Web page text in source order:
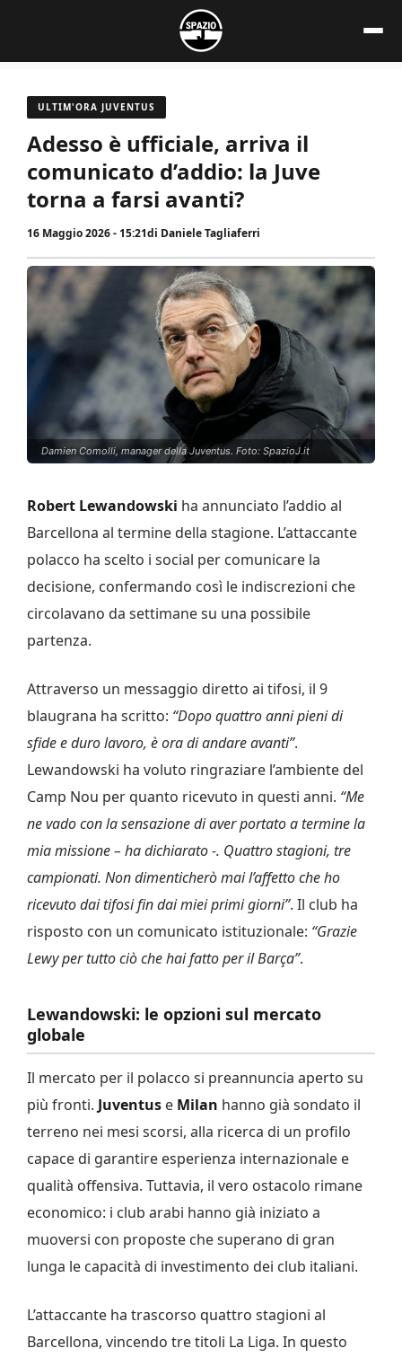
contenuto
ULTIM'ORA JUVENTUS
Adesso è ufficiale, arriva il
comunicato d’addio: la Juve
torna a farsi avanti?
16 Maggio 2026 - 15:21di Daniele Tagliaferri
Damien Comolli, manager della Juventus. Foto: SpazioJ.it
Robert Lewandowski ha annunciato l’addio al
Barcellona al termine della stagione. L’attaccante
polacco ha scelto i social per comunicare la
decisione, confermando così le indiscrezioni che
circolavano da settimane su una possibile
partenza.
Attraverso un messaggio diretto ai tifosi, il 9
blaugrana ha scritto: “Dopo quattro anni pieni di
sfide e duro lavoro, è ora di andare avanti”.
Lewandowski ha voluto ringraziare l’ambiente del
Camp Nou per quanto ricevuto in questi anni. “Me
ne vado con la sensazione di aver portato a termine la
mia missione – ha dichiarato -. Quattro stagioni, tre
campionati. Non dimenticherò mai l’affetto che ho
ricevuto dai tifosi fin dai miei primi giorni”. Il club ha
risposto con un comunicato istituzionale: “Grazie
Lewy per tutto ciò che hai fatto per il Barça”.
Lewandowski: le opzioni sul mercato
globale
Il mercato per il polacco si preannuncia aperto su
più fronti. Juventus e Milan hanno già sondato il
terreno nei mesi scorsi, alla ricerca di un profilo
capace di garantire esperienza internazionale e
qualità offensiva. Tuttavia, il vero ostacolo rimane
economico: i club arabi hanno già iniziato a
muoversi con proposte che superano di gran
lunga le capacità di investimento dei club italiani.
L’attaccante ha trascorso quattro stagioni al
Barcellona, vincendo tre titoli La Liga. In questo